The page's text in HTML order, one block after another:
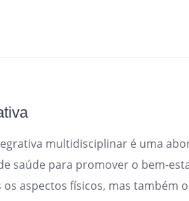
multidisciplinar é uma
saúde para promover o bem-
aspectos físicos, mas também